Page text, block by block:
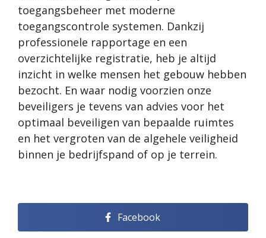
toegangsbeheer met moderne
toegangscontrole systemen. Dankzij
professionele rapportage en een
overzichtelijke registratie, heb je altijd
inzicht in welke mensen het gebouw hebben
bezocht. En waar nodig voorzien onze
beveiligers je tevens van advies voor het
optimaal beveiligen van bepaalde ruimtes
en het vergroten van de algehele veiligheid
binnen je bedrijfspand of op je terrein.
Facebook